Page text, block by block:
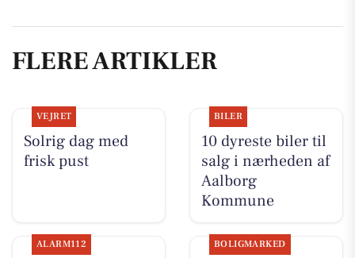
FLERE ARTIKLER
VEJRET
Solrig dag med
frisk pust
BILER
10 dyreste biler til
salg i nærheden af
Aalborg
Kommune
ALARM112 BOLIGMARKED